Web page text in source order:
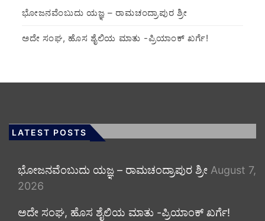
ಭೋಜನವೆಂಬುದು ಯಜ್ಞ – ರಾಮಚಂದ್ರಾಪುರ ಶ್ರೀ
ಅದೇ ಸಂಘ, ಹೊಸ ಶೈಲಿಯ ಮಾತು -ಪ್ರಿಯಾಂಕ್ ಖರ್ಗೆ!
LATEST POSTS
ಭೋಜನವೆಂಬುದು ಯಜ್ಞ – ರಾಮಚಂದ್ರಾಪುರ ಶ್ರೀ August 7,
2026
ಅದೇ ಸಂಘ, ಹೊಸ ಶೈಲಿಯ ಮಾತು -ಪ್ರಿಯಾಂಕ್ ಖರ್ಗೆ!